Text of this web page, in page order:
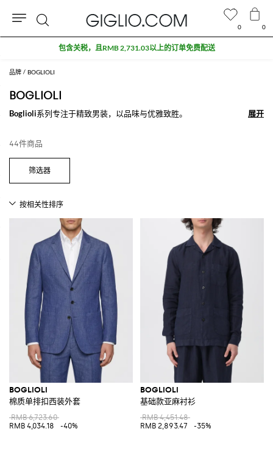
品牌 BOGLIOLI
BOGLIOLI
Boglioli系列专注于精致男装，以品味与优雅致胜。
一个重要标志。
卓越的意大利制造产品是最令人渴望且为之喝彩的单品。
探索Boglioli男装在线，特快配送，安全支付就在Giglio.com。
展开
展开
44件商品
BOGLIOLI
棉质单排扣西装外套
RMB 6,723.60
RMB 4,034.18
-40%
BOGLIOLI
基础款亚麻衬衫
RMB 4,451.48
RMB 2,893.47
-35%
0 0
包含关税，且RMB 2,731.03以上的订单免费配送